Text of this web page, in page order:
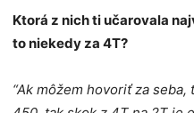
Ktorá z nich ti učarovala
to niekedy za 4T?
“Ak môžem hovoriť za